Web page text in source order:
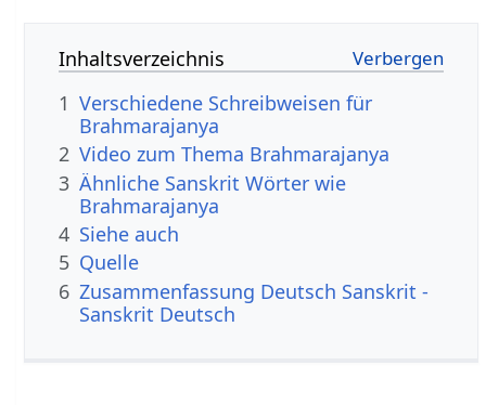
Inhaltsverzeichnis
1 Verschiedene Schreibweisen für
Brahmarajanya
2 Video zum Thema Brahmarajanya
3 Ähnliche Sanskrit Wörter wie
Brahmarajanya
4 Siehe auch
5 Quelle
6 Zusammenfassung Deutsch Sanskrit -
Sanskrit Deutsch